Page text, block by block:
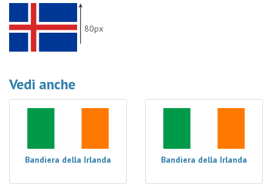
80px
Vedi anche
Bandiera della Irlanda Bandiera della Irlanda